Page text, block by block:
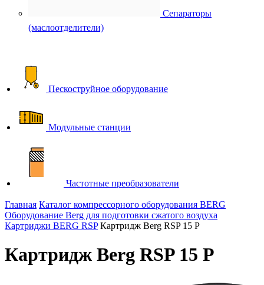
Сепараторы
(маслоотделители)
Пескоструйное оборудование
Модульные станции
Частотные преобразователи
Главная Каталог компрессорного оборудования BERG
Оборудование Berg для подготовки сжатого воздуха
Картриджи BERG RSP Картридж Berg RSP 15 P
Картридж Berg RSP 15 P